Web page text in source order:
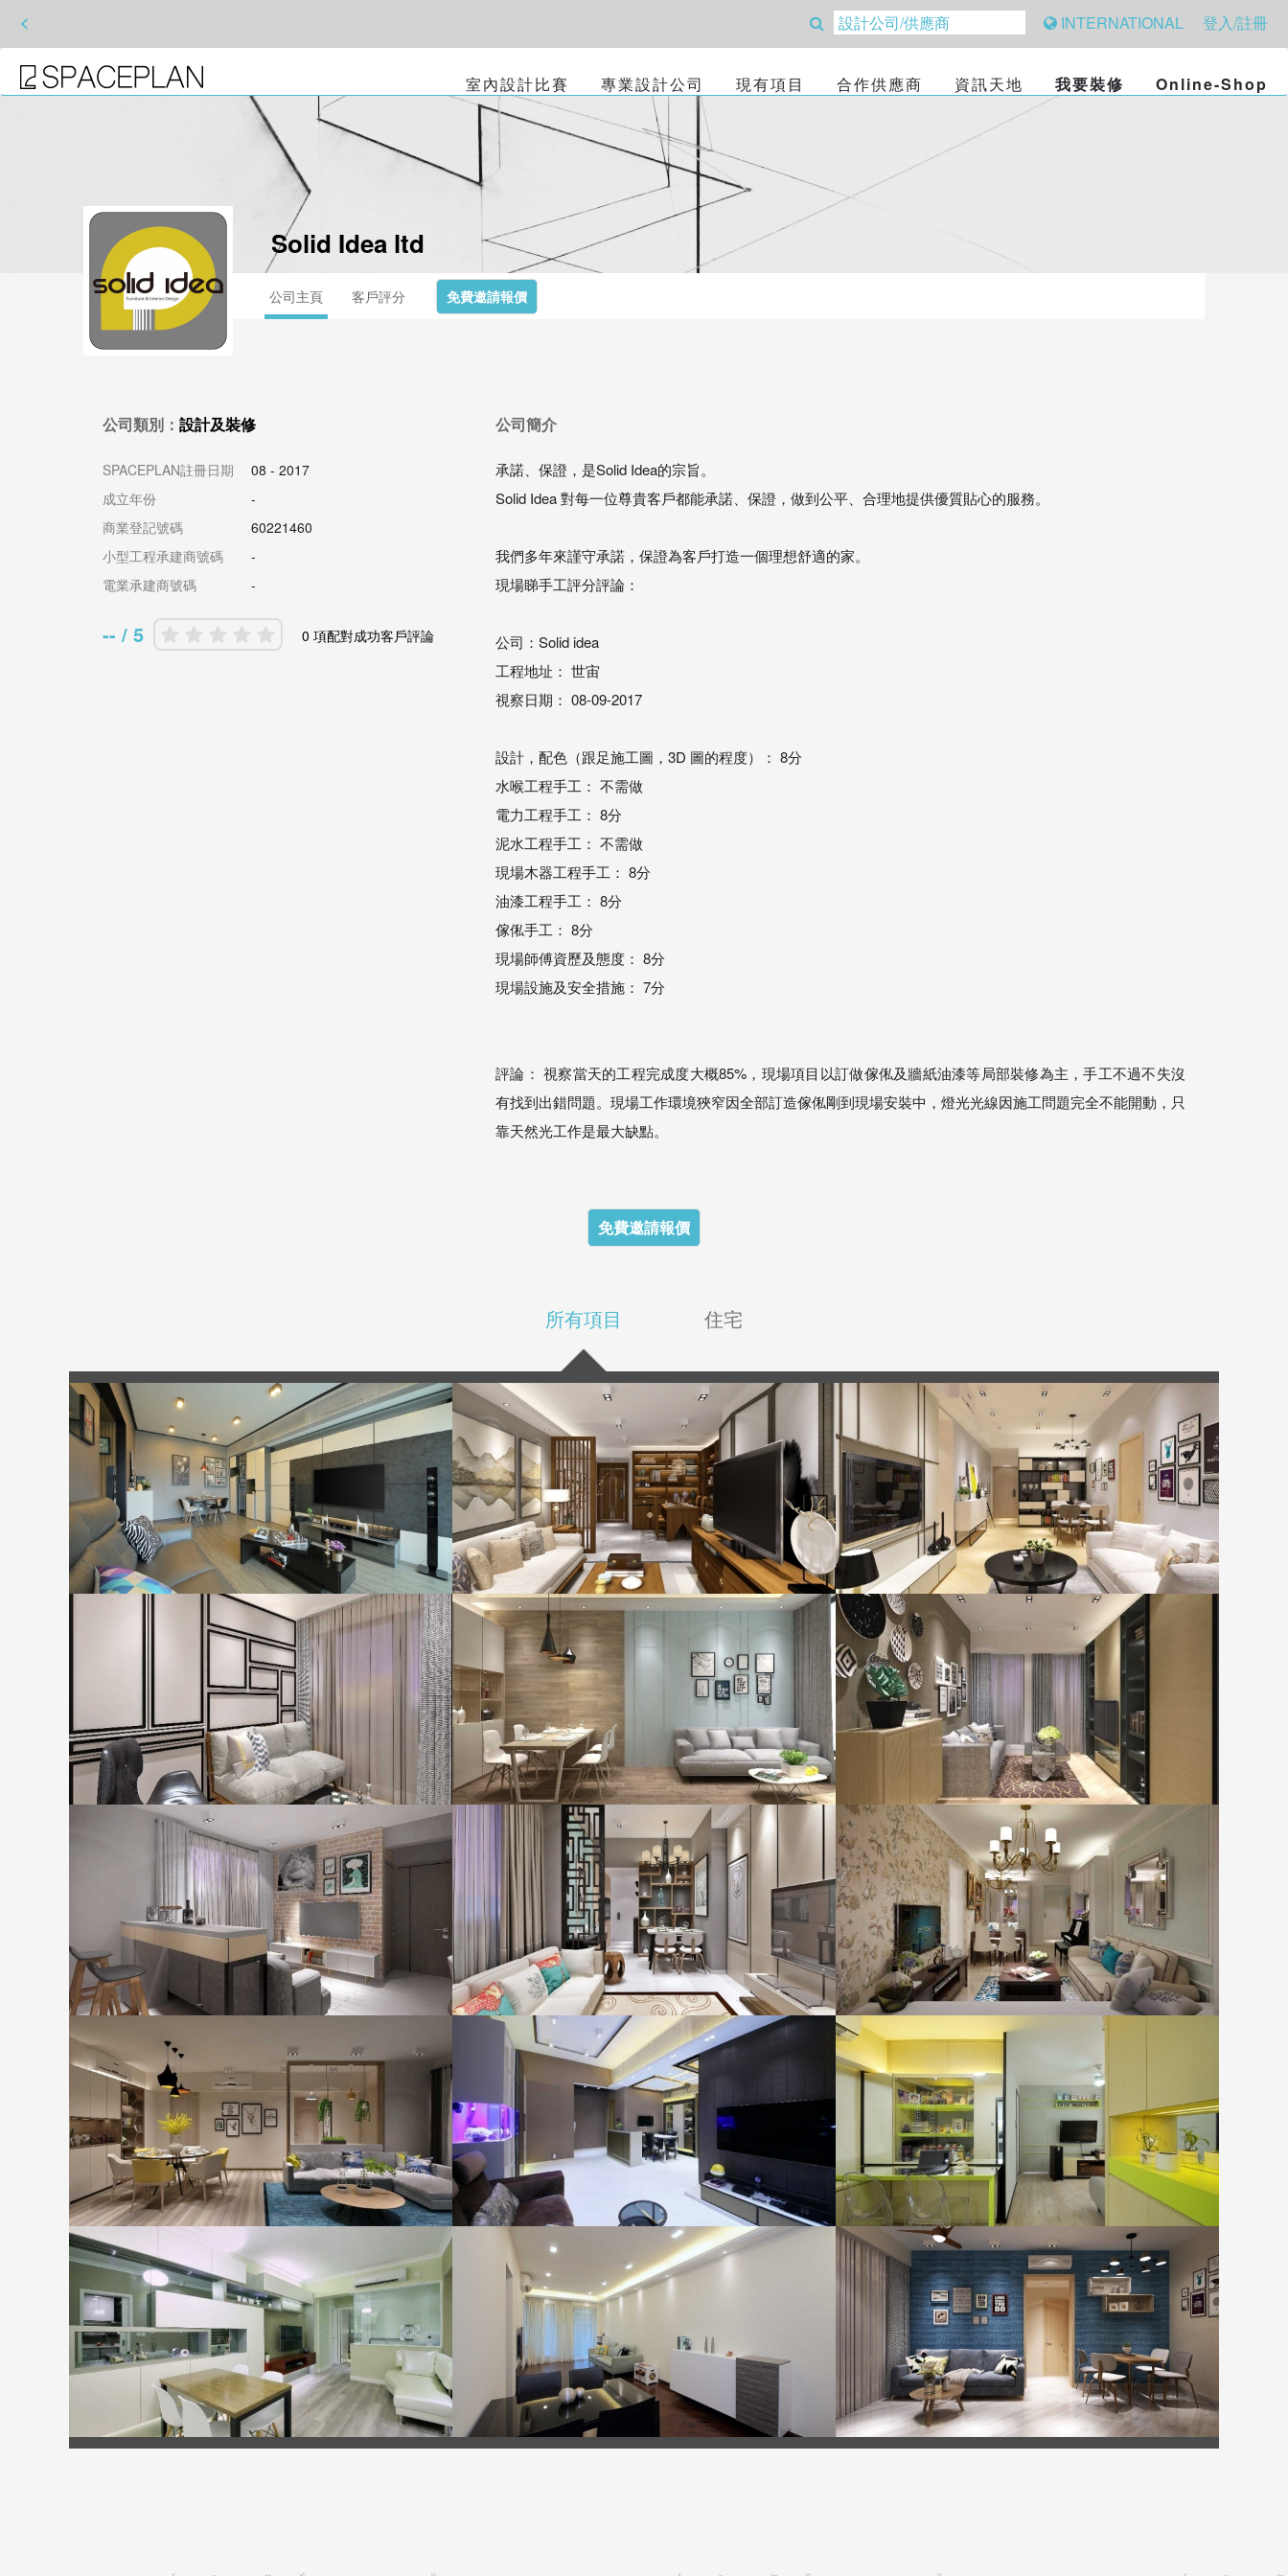
< INTERNATIONAL 登入/註冊
室內設計比賽 專業設計公司 現有項目 合作供應商 資訊天地 我要裝修 Online-Shop
Solid Idea ltd
公司主頁 客戶評分 免費邀請報價
公司類別： 設計及裝修
SPACEPLAN註冊日期
08 - 2017
成立年份
-
商業登記號碼
60221460
小型工程承建商號碼
-
電業承建商號碼
-
-- / 5 0 項配對成功客戶評論
公司簡介
承諾、保證，是Solid Idea的宗旨。
Solid Idea 對每一位尊貴客戶都能承諾、保證，做到公平、合理地提供優質貼心的服務。
我們多年來謹守承諾，保證為客戶打造一個理想舒適的家。
現場睇手工評分評論：
公司：Solid idea
工程地址： 世宙
視察日期： 08-09-2017
設計，配色（跟足施工圖，3D 圖的程度）： 8分
水喉工程手工： 不需做
電力工程手工： 8分
泥水工程手工： 不需做
現場木器工程手工： 8分
油漆工程手工： 8分
傢俬手工： 8分
現場師傅資歷及態度： 8分
現場設施及安全措施： 7分
評論： 視察當天的工程完成度大概85%，現場項目以訂做傢俬及牆紙油漆等局部裝修為主，手工不過不失沒
有找到出錯問題。現場工作環境狹窄因全部訂造傢俬剛到現場安裝中，燈光光線因施工問題完全不能開動，只
靠天然光工作是最大缺點。
免費邀請報價
所有項目 住宅